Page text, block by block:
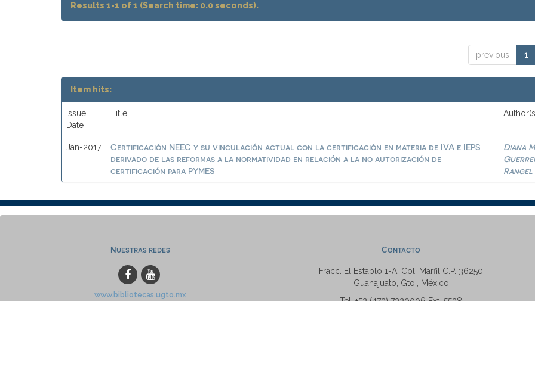
Results 1-1 of 1 (Search time: 0.0 seconds).
previous 1
Item hits:
Issue
Date
Title
Jan-2017
Certificación NEEC y su vinculación actual con la certificación en materia de IVA e IEPS
derivado de las reformas a la normatividad en relación a la no autorización de
certificación para PYMES
Diana
Rangel
Nuestras redes
www.bibliotecas.ugto.mx
Contacto
Fracc. El Establo 1-A, Col. Marfil C.P. 36250
Guanajuato, Gto., México
Tel: +52 (473) 7320006 Ext. 5538